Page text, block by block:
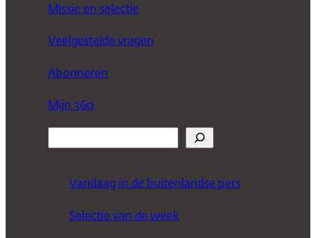
Missie en selectie
Veelgestelde vragen
Abonneren
Mijn 360
Vandaag in de buitenlandse pers
Selectie van de week